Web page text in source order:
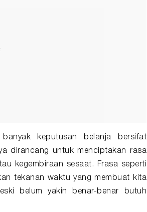
keputusan belanja bersifat
dirancang untuk menciptakan rasa
kegembiraan sesaat. Frasa seperti
tekanan waktu yang membuat kita
belum yakin benar-benar butuh